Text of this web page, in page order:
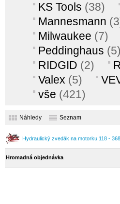
KS Tools (38)
Mannesmann
Milwaukee (7)
Peddinghaus
RIDGID (2)
Valex (5)
vše (421)
Náhledy Seznam
Hydraulický zvedák na motorku 118 -
Hromadná objednávka